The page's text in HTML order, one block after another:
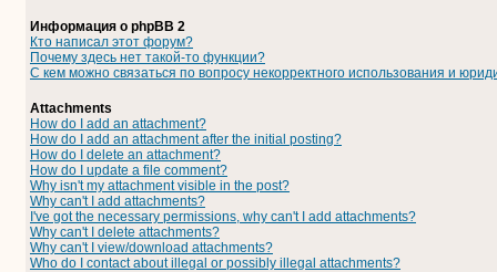
Информация о phpBB 2
Кто написал этот форум?
Почему здесь нет такой-то функции?
С кем можно связаться по вопросу некорректного использования и
Attachments
How do I add an attachment?
How do I add an attachment after the initial posting?
How do I delete an attachment?
How do I update a file comment?
Why isn't my attachment visible in the post?
Why can't I add attachments?
I've got the necessary permissions, why can't I add attachments?
Why can't I delete attachments?
Why can't I view/download attachments?
Who do I contact about illegal or possibly illegal attachments?